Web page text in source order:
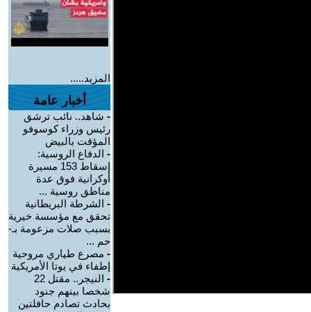
المزيد.....
أخبار عامة
- شاهد.. نائب ترشق
رئيس وزراء كوسوفو
المؤقت بالبيض
- الدفاع الروسية:
إسقاط 153 مسيرة
أوكرانية فوق عدة
مناطق روسية ...
- الشرطة البريطانية
تحقق مع مؤسسة خيرية
بسبب صلات مزعومة بـ-
حم ...
- مصرع طياري مروحية
إطفاء في يوتا الأمريكية
-
النيجر.. مقتل 22
شخصا بينهم جنود
بحادث تصادم حافلتين